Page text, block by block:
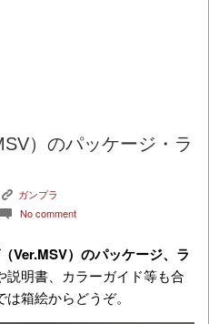
）のパッケージ・ラ
K ガンプラ
c No comment
Ver.MSV）のパッケージ、ラ
説明書、カラーガイド等も合
箱絵からどうぞ。